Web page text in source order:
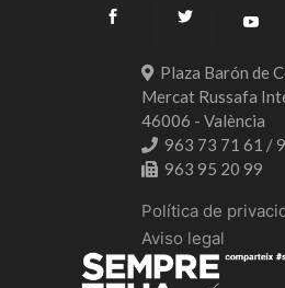
Plaza Barón de
Mercat Russafa
46006 - València
963 73 71 61 /
963 95 20 99
Política de
Aviso legal